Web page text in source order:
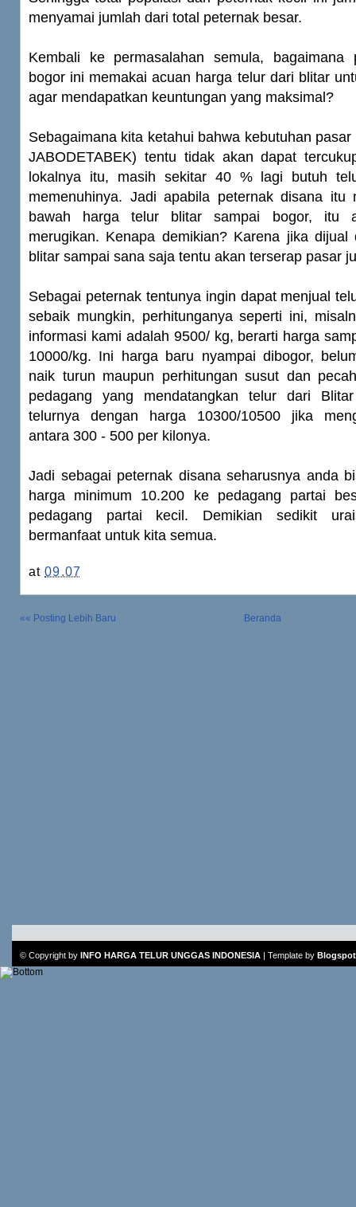
menyamai jumlah dari total peternak besar.
Kembali ke permasalahan semula, bagaimana
bogor ini memakai acuan harga telur dari blitar
agar mendapatkan keuntungan yang maksimal?
Sebagaimana kita ketahui bahwa kebutuhan
JABODETABEK) tentu tidak akan dapat
lokalnya itu, masih sekitar 40 % lagi butuh
memenuhinya. Jadi apabila peternak disana itu
bawah harga telur blitar sampai bogor, itu
merugikan. Kenapa demikian? Karena jika dijual
blitar sampai sana saja tentu akan terserap pasar
Sebagai peternak tentunya ingin dapat menjual
sebaik mungkin, perhitunganya seperti ini,
informasi kami adalah 9500/ kg, berarti harga
10000/kg. Ini harga baru nyampai dibogor,
naik turun maupun perhitungan susut dan
pedagang yang mendatangkan telur dari
telurnya dengan harga 10300/10500 jika
antara 300 - 500 per kilonya.
Jadi sebagai peternak disana seharusnya anda
harga minimum 10.200 ke pedagang partai
pedagang partai kecil. Demikian sedikit
bermanfaat untuk kita semua.
at09.07
«« Posting Lebih Baru Beranda
© Copyright by INFO HARGA TELUR UNGGAS INDONESIA Template by